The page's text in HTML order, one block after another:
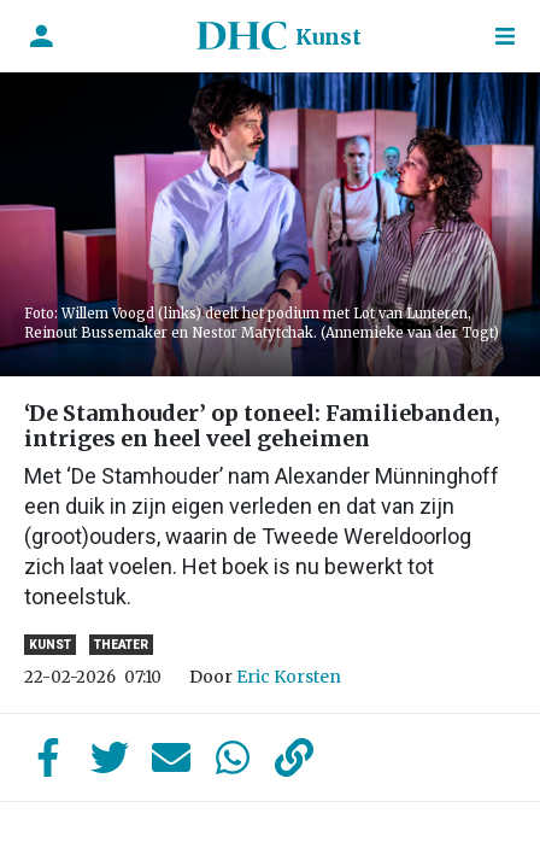
Kunst
Foto: Willem Voogd (links) deelt het podium met Lot van Lunteren,
Reinout Bussemaker en Nestor Matytchak. (Annemieke van der Togt)
‘De Stamhouder’ op toneel: Familiebanden,
intriges en heel veel geheimen
Met ‘De Stamhouder’ nam Alexander Münninghoff
een duik in zijn eigen verleden en dat van zijn
(groot)ouders, waarin de Tweede Wereldoorlog
zich laat voelen. Het boek is nu bewerkt tot
toneelstuk.
KUNST THEATER
22-02-2026 07:10 DoorEric Korsten